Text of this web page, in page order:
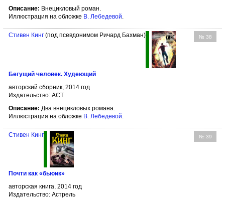
Описание: Внецикловый роман.
Иллюстрация на обложке В. Лебедевой.
№ 38
Стивен Кинг (под псевдонимом Ричард Бахман)
Бегущий человек. Худеющий
авторский сборник, 2014 год
Издательство: АСТ
Описание: Два внецикловых романа.
Иллюстрация на обложке В. Лебедевой
№ 39
Стивен Кинг
Почти как «бьюик»
авторская книга, 2014 год
Издательство: Астрель